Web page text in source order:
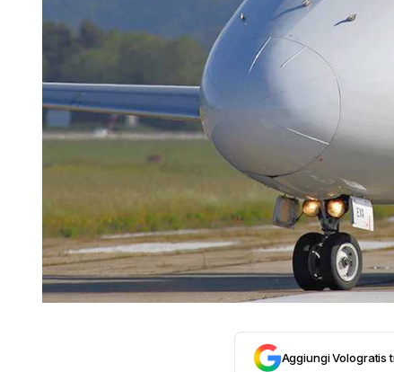
Aggiungi Vologratis